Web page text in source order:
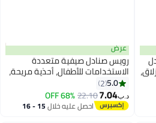
عرض
رويس صنادل صيفية متعددة
الاستخدامات للأطفال، أحذية مريحة،
نعال قابلة للتنفس ومقاومة
للانزلاق، أحذية شاطئية غير رسمية
للأطفال، مناسبة للسفر والارتداء
اليومي والأنشطة الخارجية
5.0
2
د.ب‏7.04
22.10
68% OFF
احصل عليه خلال 15 - 16